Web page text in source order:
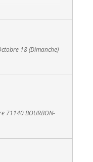
18 (Dimanche)
71140 BOURBON-